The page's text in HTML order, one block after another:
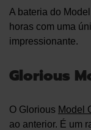
A bateria do
horas com uma
impressionante.
Glorious
O Glorious Model
ao anterior. É um